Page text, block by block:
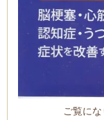
ご覧に